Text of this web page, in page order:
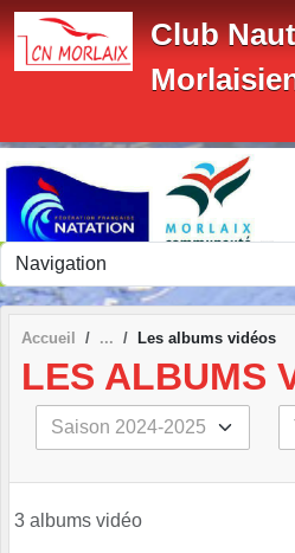
Club
Accueil Les albums vidéos
LES ALBUMS
3 albums vidéo
Panneau de gestion des cookies